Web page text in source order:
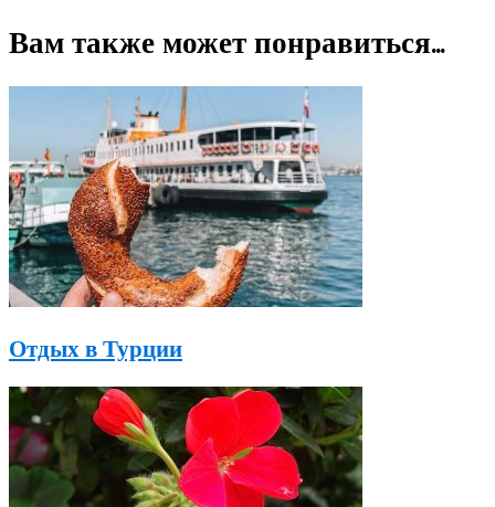
Вам также может понравиться...
Отдых в Турции